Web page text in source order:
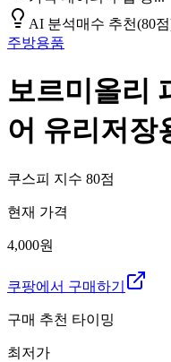
AI 분석매수 추천(80
주방용품
보르미올리
어 유리저장
쿠스피 지수 80점
현재 가격
4,000원
쿠팡에서 구매하기
구매 추천 타이밍
최저가